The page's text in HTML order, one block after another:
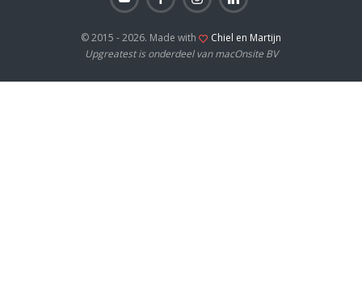
© 2015 - 2026. Made with
Chiel en Martijn
Upgreatest is onderdeel van macOnsite BV